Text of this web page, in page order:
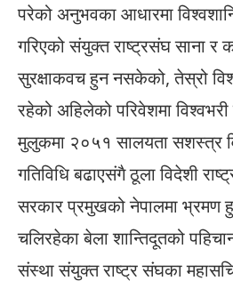
परेको अनुभवका आधारमा
गरिएको संयुक्त राष्ट्रसंघ साना
सुरक्षाकवच हुन नसकेको, तेस्रो
रहेको अहिलेको परिवेशमा
मुलुकमा २०५१ सालयता सशस्त्र
गतिविधि बढाएसंगै ठूला विदेशी
सरकार प्रमुखको नेपालमा भ्रमण
चलिरहेका बेला शान्तिदूतको
संस्था संयुक्त राष्ट्र संघका